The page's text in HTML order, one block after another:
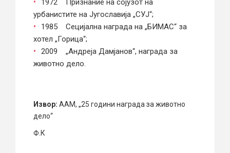
1972 Признание на сојузот на
урбанистите на Југославија „СУЈ“;
1985 Сецијална награда на „БИМАС“ за
хотел „Горица“;
2009 „Андреја Дамјанов“, награда за
животно дело.
Извор: AAM, „25 години награда за животно
дело“
Ф.К